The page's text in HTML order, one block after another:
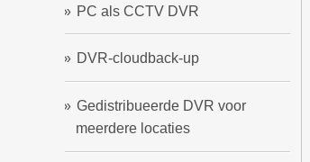
PC als CCTV DVR
DVR-cloudback-up
Gedistribueerde DVR voor
meerdere locaties